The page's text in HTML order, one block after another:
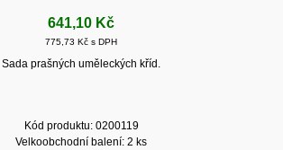
641,10 Kč
775,73 Kč s DPH
Sada prašných uměleckých kříd.
Kód produktu: 0200119
Velkoobchodní balení: 2 ks